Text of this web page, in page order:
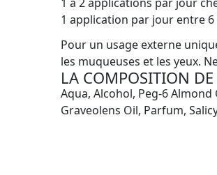
1 application par jour entre 6
Pour un usage externe
les muqueuses et les yeux.
LA COMPOSITION
Aqua, Alcohol, Peg-6
Graveolens Oil, Parfum,